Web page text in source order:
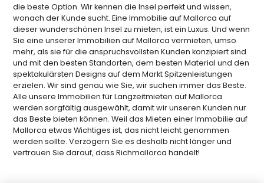
die beste Option. Wir kennen die Insel perfekt und wissen,
wonach der Kunde sucht. Eine Immobilie auf Mallorca auf
dieser wunderschönen Insel zu mieten, ist ein Luxus. Und wenn
Sie eine unserer Immobilien auf Mallorca vermieten, umso
mehr, als sie für die anspruchsvollsten Kunden konzipiert sind
und mit den besten Standorten, dem besten Material und den
spektakulärsten Designs auf dem Markt Spitzenleistungen
erzielen. Wir sind genau wie Sie, wir suchen immer das Beste.
Alle unsere Immobilien für Langzeitmieten auf Mallorca
werden sorgfältig ausgewählt, damit wir unseren Kunden nur
das Beste bieten können. Weil das Mieten einer Immobilie auf
Mallorca etwas Wichtiges ist, das nicht leicht genommen
werden sollte. Verzögern Sie es deshalb nicht länger und
vertrauen Sie darauf, dass Richmallorca handelt!